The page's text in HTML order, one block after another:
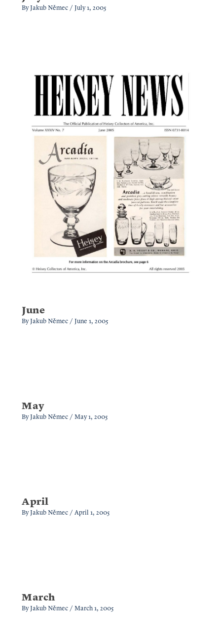
ByJakub Němec / July 1, 2005
June
By Jakub Němec / June 1, 2005
May
By Jakub Němec / May 1, 2005
April
By Jakub Němec / April 1, 2005
March
By Jakub Němec / March 1, 2005